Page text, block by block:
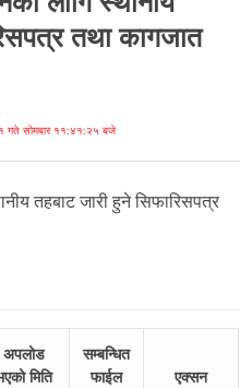
तथा कागजात
गते सोमबार ११:४१:२५ बजे
तहबाट जारी हुने सिफारिसपत्र
अपलोड
मिति
सम्बन्धित
फाईल
एक्सन